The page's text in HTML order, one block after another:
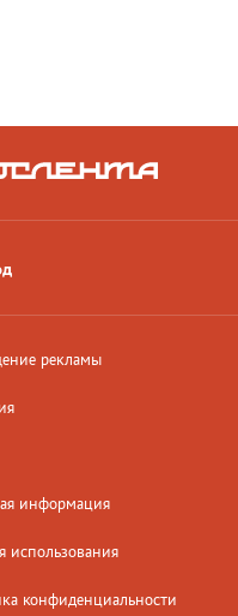
рекламы
информация
использования
конфиденциальности